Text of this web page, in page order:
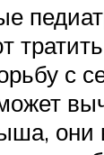
с
они